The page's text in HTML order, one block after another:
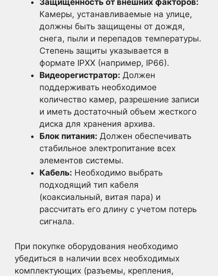
Защищенность от внешних факторов:
Камеры, устанавливаемые на улице,
должны быть защищены от дождя,
снега, пыли и перепадов температуры.
Степень защиты указывается в
формате IPXX (например, IP66).
Видеорегистратор: Должен
поддерживать необходимое
количество камер, разрешение записи
и иметь достаточный объем жесткого
диска для хранения архива.
Блок питания: Должен обеспечивать
стабильное электропитание всех
элементов системы.
Кабель: Необходимо выбрать
подходящий тип кабеля
(коаксиальный, витая пара) и
рассчитать его длину с учетом потерь
сигнала.
При покупке оборудования необходимо
убедиться в наличии всех необходимых
комплектующих (разъемы, крепления,